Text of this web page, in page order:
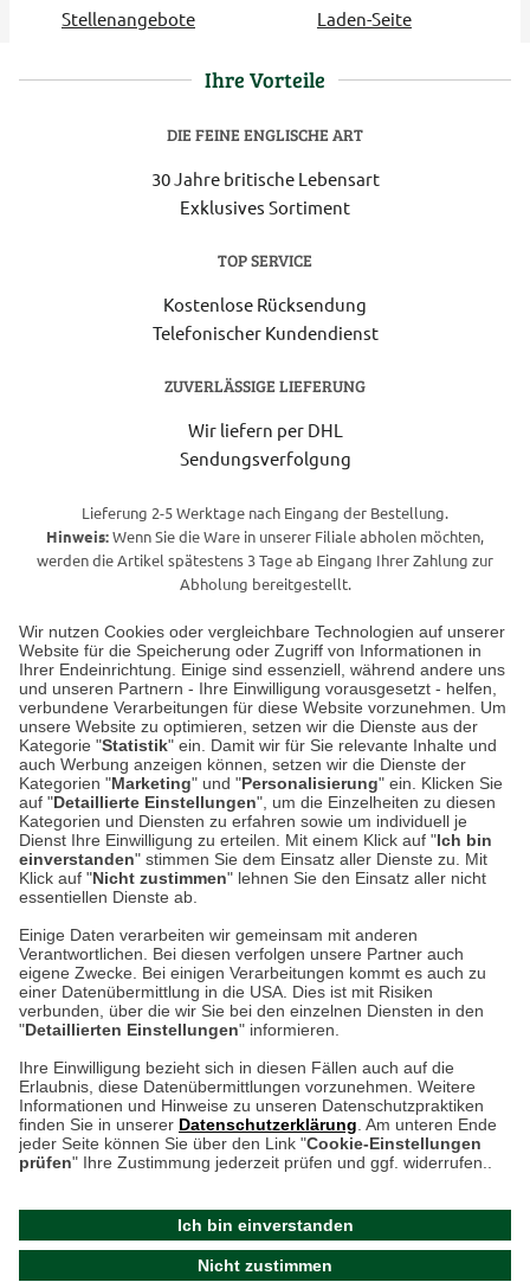
Wir nutzen Cookies oder vergleichbare Technologien auf unserer
Website für die Speicherung oder Zugriff von Informationen in
Ihrer Endeinrichtung. Einige sind essenziell, während andere uns
und unseren Partnern - Ihre Einwilligung vorausgesetzt - helfen,
verbundene Verarbeitungen für diese Website vorzunehmen. Um
unsere Website zu optimieren, setzen wir die Dienste aus der
Kategorie "Statistik" ein. Damit wir für Sie relevante Inhalte und
auch Werbung anzeigen können, setzen wir die Dienste der
Kategorien "Marketing" und "Personalisierung" ein. Klicken Sie
auf "Detaillierte Einstellungen", um die Einzelheiten zu diesen
Kategorien und Diensten zu erfahren sowie um individuell je
Dienst Ihre Einwilligung zu erteilen. Mit einem Klick auf "Ich bin
einverstanden" stimmen Sie dem Einsatz aller Dienste zu. Mit
Klick auf "Nicht zustimmen" lehnen Sie den Einsatz aller nicht
essentiellen Dienste ab.
Einige Daten verarbeiten wir gemeinsam mit anderen
Verantwortlichen. Bei diesen verfolgen unsere Partner auch
eigene Zwecke. Bei einigen Verarbeitungen kommt es auch zu
einer Datenübermittlung in die USA. Dies ist mit Risiken
verbunden, über die wir Sie bei den einzelnen Diensten in den
"Detaillierten Einstellungen" informieren.
Ihre Einwilligung bezieht sich in diesen Fällen auch auf die
Erlaubnis, diese Datenübermittlungen vorzunehmen. Weitere
Informationen und Hinweise zu unseren Datenschutzpraktiken
finden Sie in unserer Datenschutzerklärung . Am unteren Ende
jeder Seite können Sie über den Link "Cookie-Einstellungen
prüfen" Ihre Zustimmung jederzeit prüfen und ggf. widerrufen..
Ich bin einverstanden
Nicht zustimmen
Stellenangebote
Laden-Seite
Ihre Vorteile
DIE FEINE ENGLISCHE ART
30 Jahre britische Lebensart
Exklusives Sortiment
TOP SERVICE
Kostenlose Rücksendung
Telefonischer Kundendienst
ZUVERLÄSSIGE LIEFERUNG
Wir liefern per DHL
Sendungsverfolgung
Lieferung 2-5 Werktage nach Eingang der Bestellung.
Hinweis:Wenn Sie die Ware in unserer Filiale abholen möchten,
werden die Artikel spätestens 3 Tage ab Eingang Ihrer Zahlung zur
Abholung bereitgestellt.
Unser Geschäft in Meckenheim
Auf dem Steinbüchel 6
53340 Meckenheim
Montag bis Samstag 9:00 Uhr bis 18:00 Uhr
weitere Information
Hier finden Sie uns im Netz
Kontakt
Umwelt und Entsorgung
Zur Echtheit von Bewertungen
Hinweisgeber-Schutzgesetz
Barrierefreiheit unserer Website
am 10.08.2026 um 18:47
2024 THE BRITISH SHOP
Cookie-Einstellungen in Ihrem Browser
ACHTUNG!
Ihr Browser speichert aktuell keine Cookies!
Leider können Sie in diesem Fall unseren Online-Shop
Bitte stellen Sie sicher, dass Ihr Browser unsere funktionalen